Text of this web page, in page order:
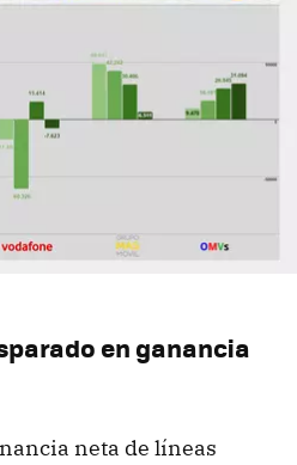
en ganancia
neta de líneas